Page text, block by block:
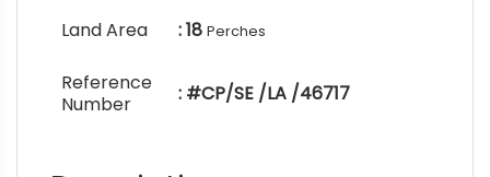
Land Area : 18 Perches
Reference
Number
: #CP/SE /LA /46717